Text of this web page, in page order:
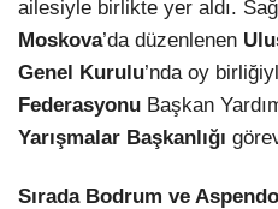
ailesiyle birlikte yer aldı.
Moskova’da düzenlenen
Genel Kurulu’nda oy
Federasyonu Başkan
Yarışmalar Başkanlığı
Sırada Bodrum ve